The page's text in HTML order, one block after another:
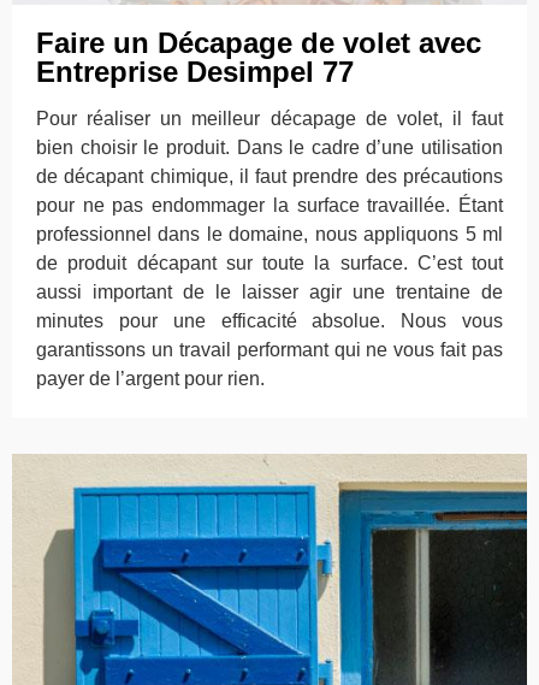
Faire un Décapage de volet avec
Entreprise Desimpel 77
Pour réaliser un meilleur décapage de volet, il faut
bien choisir le produit. Dans le cadre d’une utilisation
de décapant chimique, il faut prendre des précautions
pour ne pas endommager la surface travaillée. Étant
professionnel dans le domaine, nous appliquons 5 ml
de produit décapant sur toute la surface. C’est tout
aussi important de le laisser agir une trentaine de
minutes pour une efficacité absolue. Nous vous
garantissons un travail performant qui ne vous fait pas
payer de l’argent pour rien.